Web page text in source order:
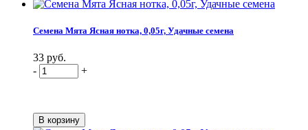
Семена Мята Ясная нотка, 0,05г, Удачные семена
33 руб.
-
+